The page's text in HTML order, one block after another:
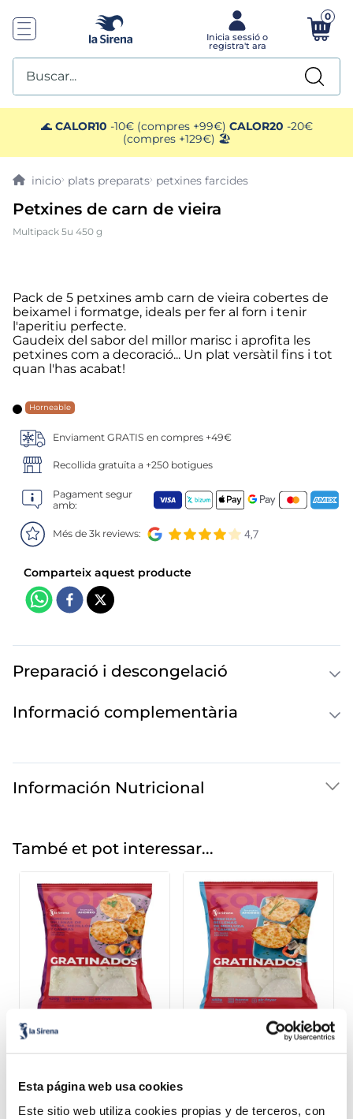
Esta página web usa cookies
Este sitio web utiliza cookies propias y de terceros, con
0
Buscar...
🌊 CALOR10 -10€ (compres +99€) CALOR20 -20€
(compres +129€) 🏖️
plats preparats petxines farcides
Petxines de carn de vieira
Multipack 5u 450 g
Pack de 5 petxines amb carn de vieira cobertes de
beixamel i formatge, ideals per fer al forn i tenir
l'aperitiu perfecte.
Gaudeix del sabor del millor marisc i aprofita les
petxines com a decoració... Un plat versàtil fins i tot
quan l'has acabat!
Horneable
Enviament GRATIS en compres +49€
Recollida gratuïta a +250 botigues
Pagament segur
amb:
Més de 3k reviews:
Preparació i descongelació
Informació complementària
Información Nutricional
També et pot interessar...
Petxines de carn de
vieira, musclo i gambes
Petxines de lluç i
gambes
TOP SEARCHES
1. mejillones
pimientos
3. mango
5. ensaladilla
6. gelats sirena
8. calamar sirena
. salmó premium
10. helados polos